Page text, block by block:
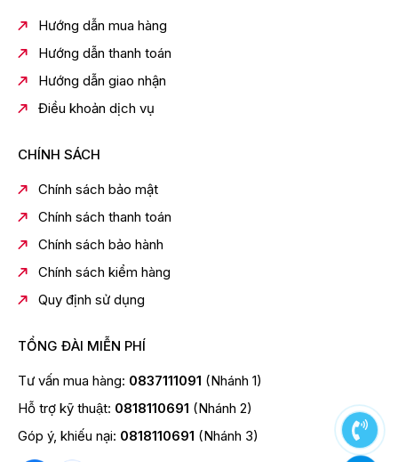
Hướng dẫn mua hàng
Hướng dẫn thanh toán
Hướng dẫn giao nhận
Điều khoản dịch vụ
CHÍNH SÁCH
Chính sách bảo mật
Chính sách thanh toán
Chính sách bảo hành
Chính sách kiểm hàng
Quy định sử dụng
TỔNG ĐÀI MIỄN PHÍ
Tư vấn mua hàng: 0837111091 (Nhánh 1)
Hỗ trợ kỹ thuật: 0818110691 (Nhánh 2)
Góp ý, khiếu nại: 0818110691 (Nhánh 3)